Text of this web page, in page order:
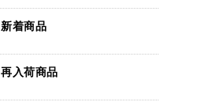
新着商品
再入荷商品